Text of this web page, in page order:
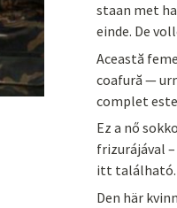
staan met
einde. De
Această
coafură —
complet
Ez a nő
frizurájával –
itt található.
Den här